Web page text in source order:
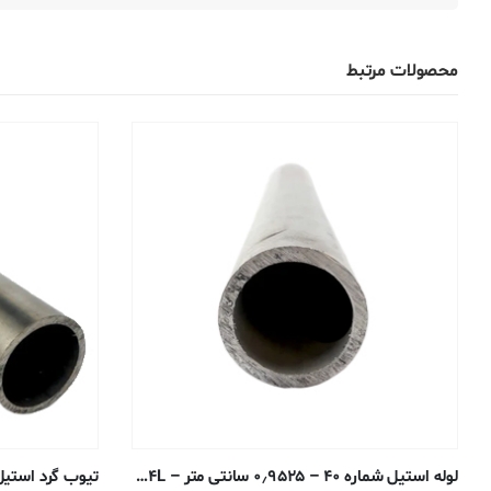
محصولات مرتبط
لوله استیل شماره ۴۰ – ۰٫۹۵۲۵ سانتی متر – ۳۰۴/۳۰۴L جوش داده شده